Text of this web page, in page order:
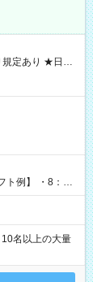
お仕事後はコ
名以上の大量